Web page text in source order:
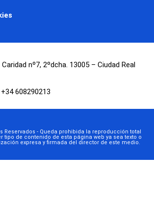
nº7, 2ºdcha. 13005 – Ciudad Real
608290213
Reservados - Queda prohibida la reproducción total
tipo de contenido de esta página web ya sea texto o
expresa y firmada del director de este medio.